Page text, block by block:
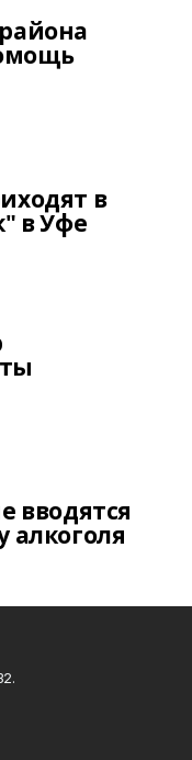
в
в Уфе
вводятся
алкоголя